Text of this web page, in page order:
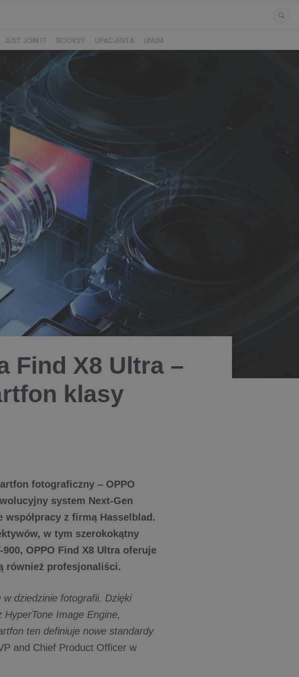
JUST JOIN IT BOOKSY UPACJENTA UNUM
Find X8 Ultra –
klasy
fotograficzny – OPPO
system Next-Gen
współpracy z firmą Hasselblad.
w tym szerokokątny
OPPO Find X8 Ultra oferuje
również profesjonaliści.
dziedzinie fotografii. Dzięki
Image Engine,
ten definiuje nowe standardy
and Chief Product Officer w